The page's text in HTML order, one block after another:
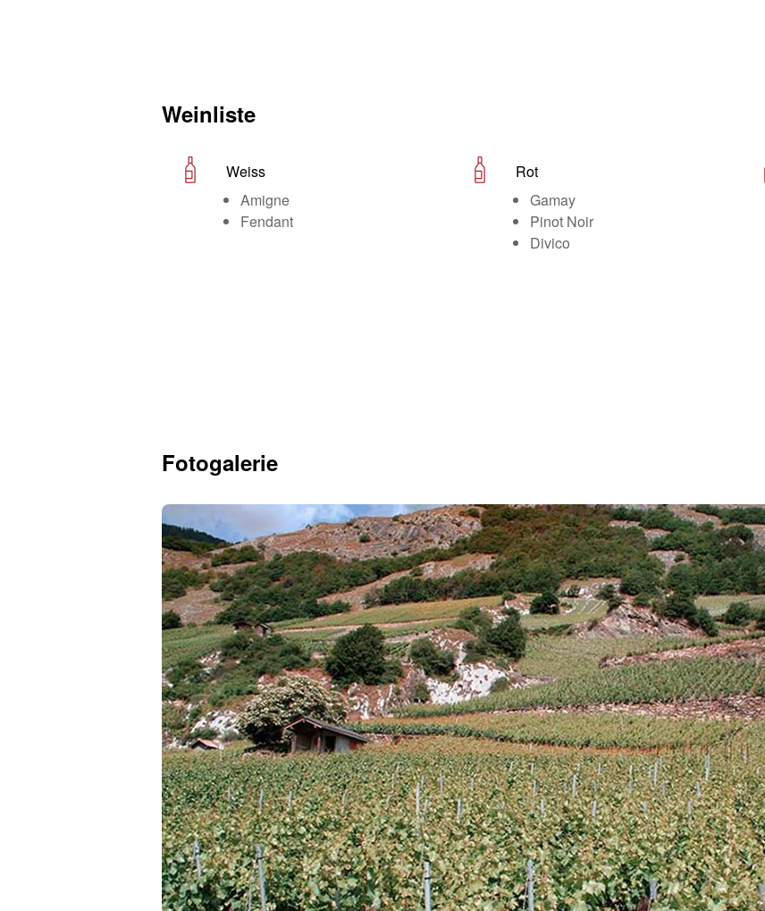
Weinliste
Weiss
Amigne
Fendant
Rot
Gamay
Pinot Noir
Divico
Fotogalerie